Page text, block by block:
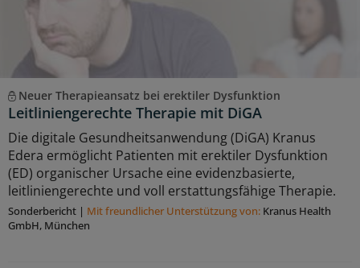
Neuer Therapieansatz bei erektiler Dysfunktion
Leitliniengerechte Therapie mit DiGA
Die digitale Gesundheitsanwendung (DiGA) Kranus
Edera ermöglicht Patienten mit erektiler Dysfunktion
(ED) organischer Ursache eine evidenzbasierte,
leitliniengerechte und voll erstattungsfähige Therapie.
Sonderbericht | Mit freundlicher Unterstützung von: Kranus Health
GmbH, München